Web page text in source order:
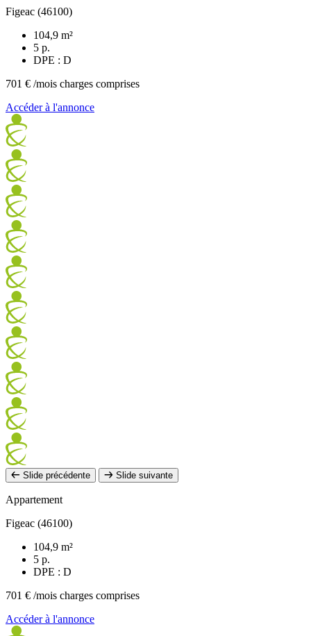
Figeac (46100)
104,9 m²
5 p.
DPE : D
701 € /mois charges comprises
Accéder à l'annonce
Slide précédente Slide suivante
Appartement
Figeac (46100)
104,9 m²
5 p.
DPE : D
701 € /mois charges comprises
Accéder à l'annonce